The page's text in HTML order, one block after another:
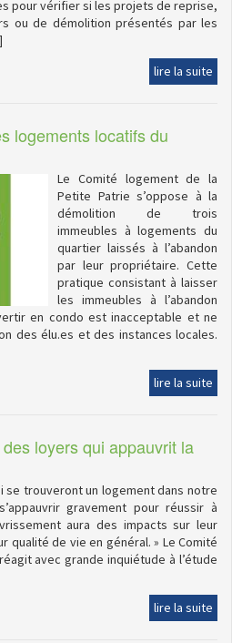
pour vérifier si les projets de reprise,
ou de démolition présentés par les
lire la suite
logements locatifs du
Le Comité logement de la
Petite Patrie s’oppose à la
démolition de trois
immeubles à logements du
quartier laissés à l’abandon
par leur propriétaire. Cette
pratique consistant à laisser
les immeubles à l’abandon
en condo est inacceptable et ne
des élu.es et des instances locales.
lire la suite
loyers qui appauvrit la
se trouveront un logement dans notre
gravement pour réussir à
aura des impacts sur leur
qualité de vie en général. » Le Comité
avec grande inquiétude à l’étude
lire la suite